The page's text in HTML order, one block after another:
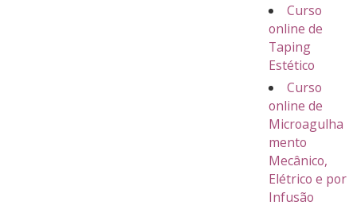
Curso
online de
Taping
Estético
Curso
online de
Microagulha
mento
Mecânico,
Elétrico e por
Infusão